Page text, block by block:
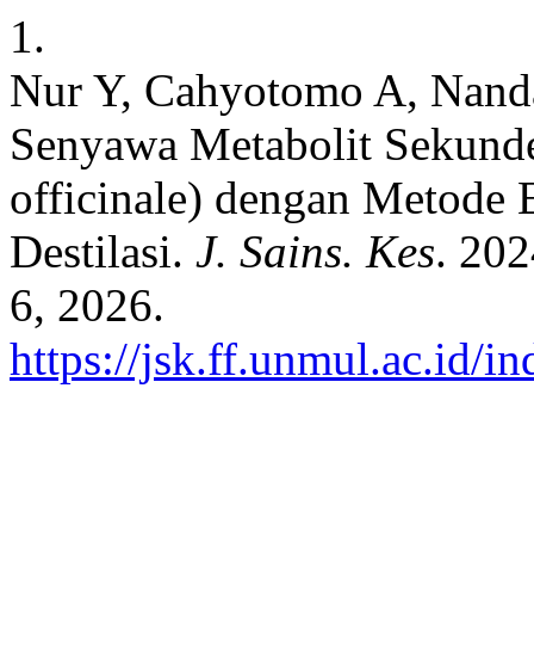
1.
Nur Y, Cahyotomo A,
Senyawa Metabolit
officinale) dengan Metode
Destilasi. J. Sains. Kes.
6, 2026.
https://jsk.ff.unmul.ac.id/